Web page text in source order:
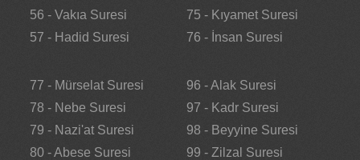
56 - Vakıa Suresi
57 - Hadid Suresi
75 - Kıyamet Suresi
76 - İnsan Suresi
77 - Mürselat Suresi
78 - Nebe Suresi
79 - Nazi'at Suresi
80 - Abese Suresi
96 - Alak Suresi
97 - Kadr Suresi
98 - Beyyine Suresi
99 - Zilzal Suresi